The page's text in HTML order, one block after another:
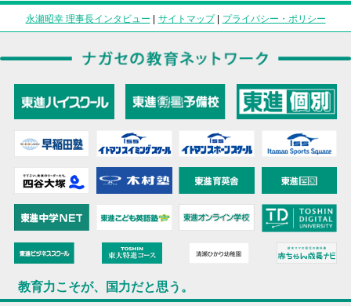
永瀬昭幸 理事長インタビュー | サイトマップ| プライバシー・ポリシー
教育力こそが、国力だと思う。